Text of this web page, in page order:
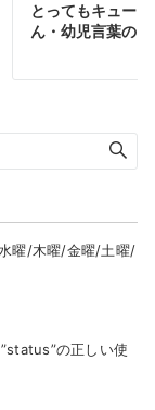
とってもキュー
ん・幼児言葉の
曜/木曜/金曜/土曜/
の正しい使